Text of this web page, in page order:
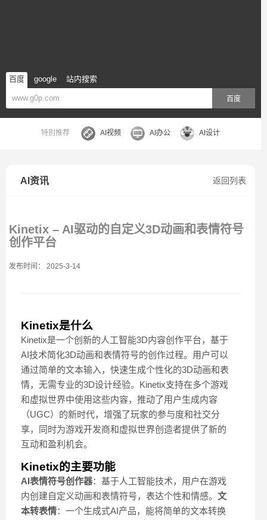
百度 google 站内搜索
百度
特别推荐 AI视频 AI办公 AI设计
返回列表
AI资讯
Kinetix – AI驱动的自定义3D动画和表情符号
创作平台
发布时间： 2025-3-14
Kinetix是什么
Kinetix是一个创新的人工智能3D内容创作平台，基于
AI技术简化3D动画和表情符号的创作过程。用户可以
通过简单的文本输入，快速生成个性化的3D动画和表
情，无需专业的3D设计经验。Kinetix支持在多个游戏
和虚拟世界中使用这些内容，推动了用户生成内容
（UGC）的新时代，增强了玩家的参与度和社交分
享，同时为游戏开发商和虚拟世界创造者提供了新的
互动和盈利机会。
Kinetix的主要功能
AI表情符号创作器：基于人工智能技术，用户在游戏
内创建自定义动画和表情符号，表达个性和情感。 文
本转表情：一个生成式AI产品，能将简单的文本转换